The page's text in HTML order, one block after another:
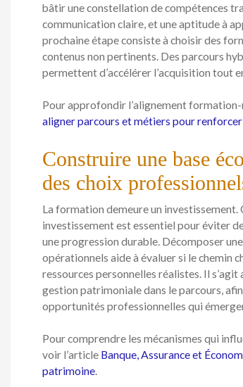
bâtir une constellation de compétences
communication claire, et une aptitude à
prochaine étape consiste à choisir des
contenus non pertinents. Des parcours
permettent d’accélérer l’acquisition tout
Pour approfondir l’alignement
aligner parcours et métiers pour
Construire une base
des choix
La formation demeure un
investissement est essentiel pour éviter
une progression durable. Décomposer
opérationnels aide à évaluer si le chemin
ressources personnelles réalistes. Il
gestion patrimoniale dans le parcours,
opportunités professionnelles qui
Pour comprendre les mécanismes qui
voir l’article Banque, Assurance et
patrimoine.